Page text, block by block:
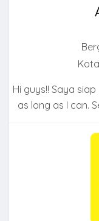
Hi guys!! Saya
as long as I can.